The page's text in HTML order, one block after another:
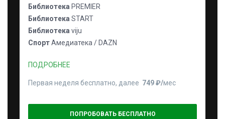
Библиотека PREMIER
Библиотека START
Библиотека viju
СпортАмедиатека / DAZN
ПОДРОБНЕЕ
Первая неделя бесплатно, далее 749 ₽⁠/⁠мес
ПОПРОБОВАТЬ БЕСПЛАТНО